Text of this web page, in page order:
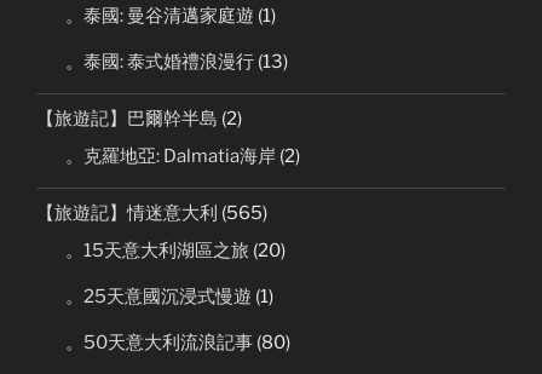
。泰國: 曼谷清邁家庭遊 (1)
。泰國: 泰式婚禮浪漫行 (13)
【旅遊記】巴爾幹半島 (2)
。克羅地亞: Dalmatia海岸 (2)
【旅遊記】情迷意大利 (565)
。15天意大利湖區之旅 (20)
。25天意國沉浸式慢遊 (1)
。50天意大利流浪記事 (80)